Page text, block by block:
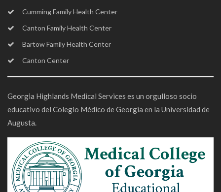
Cumming Family Health Center
Canton Family Health Center
Bartow Family Health Center
Canton Center
Georgia Highlands Medical Services es un orgulloso socio
educativo del Colegio Médico de Georgia en la Universidad de
Augusta.